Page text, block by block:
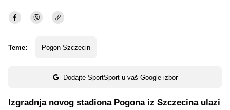
Teme: Pogon Szczecin
Dodajte SportSport u vaš Google izbor
Izgradnja novog stadiona Pogona iz Szczecina ulazi